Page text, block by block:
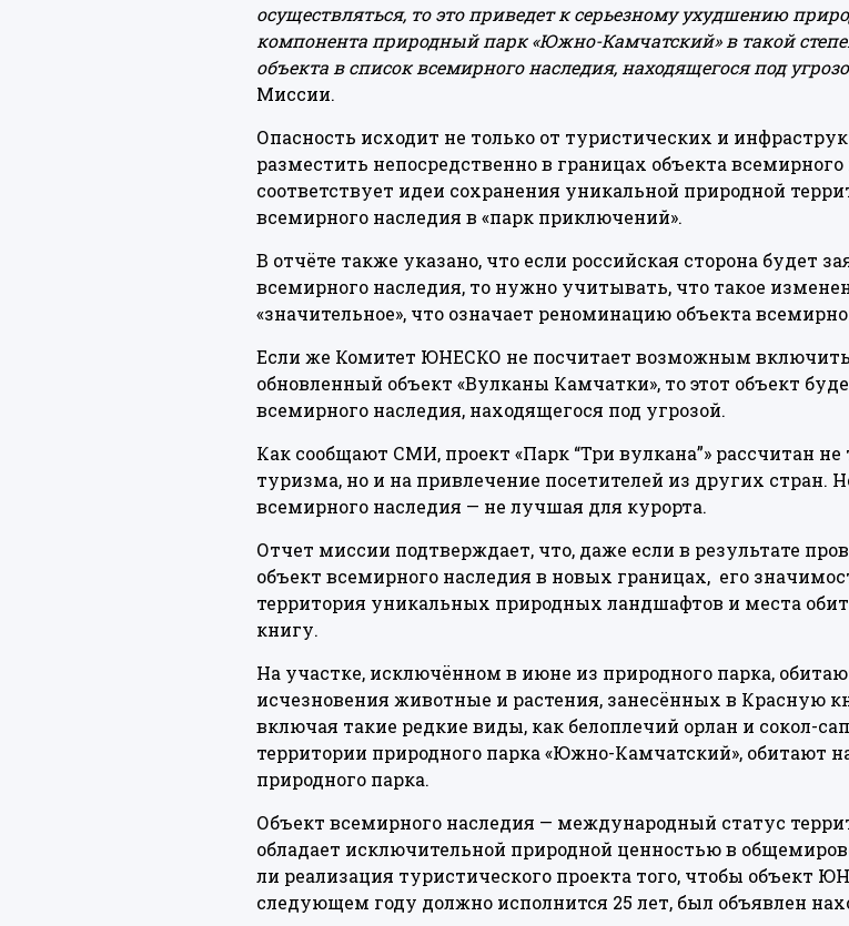
осуществляться, то это приведет к серьезному ухудшению
компонента природный парк «Южно-Камчатский» в такой
объекта в список всемирного наследия, находящегося под
Миссии.
Опасность исходит не только от туристических и
разместить непосредственно в границах объекта
соответствует идеи сохранения уникальной природной
всемирного наследия в «парк приключений».
В отчёте также указано, что если российская сторона будет
всемирного наследия, то нужно учитывать, что такое
«значительное», что означает реноминацию объекта
Если же Комитет ЮНЕСКО не посчитает возможным включить
обновленный объект «Вулканы Камчатки», то этот объект
всемирного наследия, находящегося под угрозой.
Как сообщают СМИ, проект «Парк “Три вулкана”» рассчитан
туризма, но и на привлечение посетителей из других стран.
всемирного наследия — не лучшая для курорта.
Отчет миссии подтверждает, что, даже если в результате
объект всемирного наследия в новых границах, его
территория уникальных природных ландшафтов и места
книгу.
На участке, исключённом в июне из природного парка,
исчезновения животные и растения, занесённых в Красную
включая такие редкие виды, как белоплечий орлан и сокол-
территории природного парка «Южно-Камчатский», обитают
природного парка.
Объект всемирного наследия — международный статус
обладает исключительной природной ценностью в
ли реализация туристического проекта того, чтобы объект
следующем году должно исполнится 25 лет, был объявлен